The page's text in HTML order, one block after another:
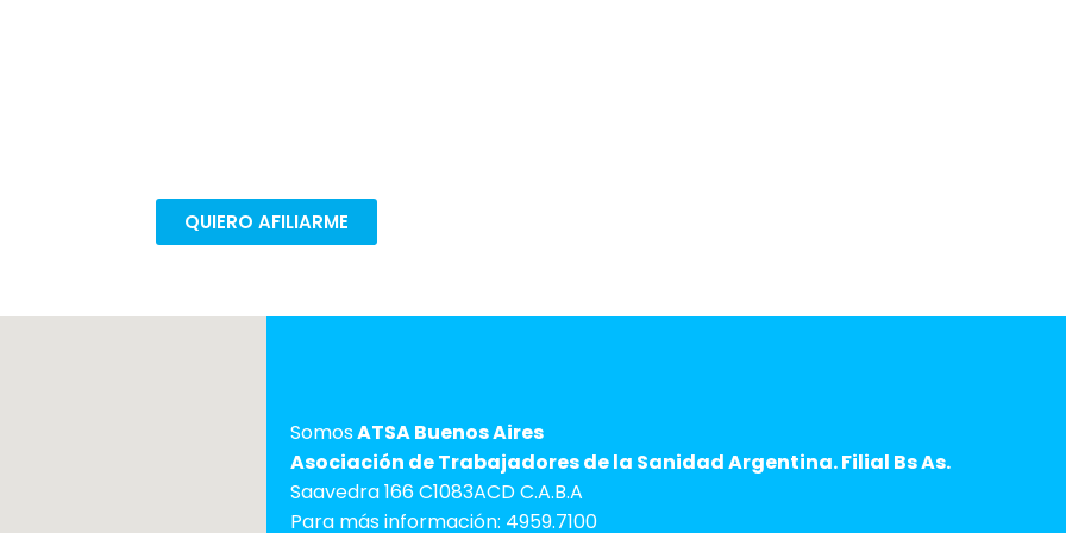
QUIERO AFILIARME
SomosATSA Buenos Aires
Asociación de Trabajadores de la Sanidad Argentina. Filial Bs As.
Saavedra 166 C1083ACD C.A.B.A
Para más información: 4959.7100